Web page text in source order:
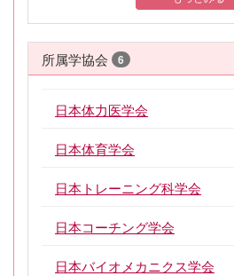
所属学協会 6
日本体力医学会
日本体育学会
日本トレーニング科学会
日本コーチング学会
日本バイオメカニクス学会